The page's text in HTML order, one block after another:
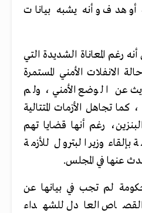
أو هدف وأنه يشبه بيانات
رغم المعاناة الشديدة التي
الانفلات الأمني المستمرة
عن الوضع الأمني ، ولم
تجاهل الأزمات المتتالية
رغم أنها قضايا تهم
بإلقاء وزير البترول للأزمة
عنها في المجلس.
لم تجب في بيانها عن
العادل للشهداء